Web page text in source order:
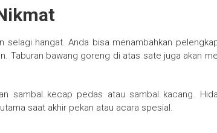
selagi hangat. Anda bisa menambahkan
Taburan bawang goreng di atas sate juga akan
sambal kecap pedas atau sambal kacang.
saat akhir pekan atau acara spesial.